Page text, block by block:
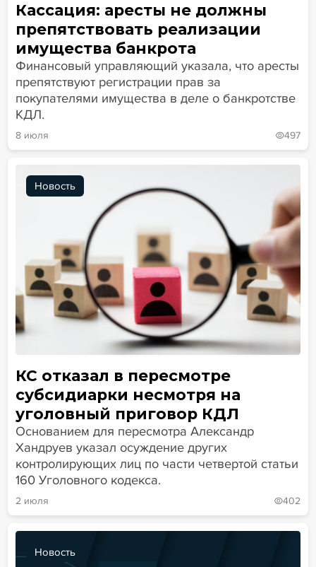
Кассация: аресты не должны
препятствовать реализации
имущества банкрота
Финансовый управляющий указала, что аресты
препятствуют регистрации прав за
покупателями имущества в деле о банкротстве
КДЛ.
8 июля 497
Новость
КС отказал в пересмотре
субсидиарки несмотря на
уголовный приговор КДЛ
Основанием для пересмотра Александр
Хандруев указал осуждение других
контролирующих лиц по части четвертой статьи
160 Уголовного кодекса.
2 июля 402
Новость